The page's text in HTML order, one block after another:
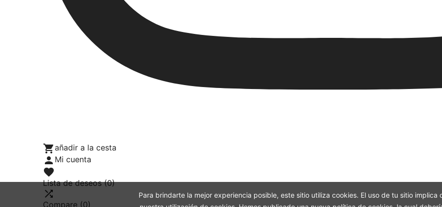
Para brindarte la mejor experiencia posible, este sitio utiliza cookies. El uso de tu sitio implica
añadir a la cesta
 Mi cuenta

Lista de deseos (0)

Compare (0)